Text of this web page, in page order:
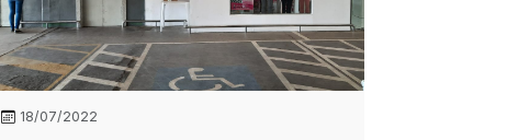
18/07/2022